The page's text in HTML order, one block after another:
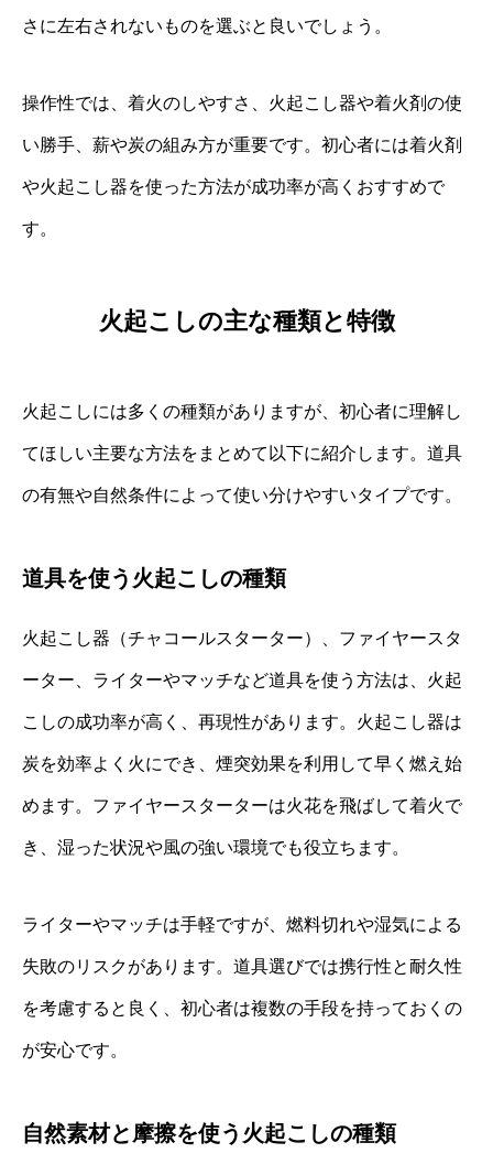
さに左右されないものを選ぶと良いでしょう。
操作性では、着火のしやすさ、火起こし器や着火剤の使
い勝手、薪や炭の組み方が重要です。初心者には着火剤
や火起こし器を使った方法が成功率が高くおすすめで
す。
火起こしの主な種類と特徴
火起こしには多くの種類がありますが、初心者に理解し
てほしい主要な方法をまとめて以下に紹介します。道具
の有無や自然条件によって使い分けやすいタイプです。
道具を使う火起こしの種類
火起こし器（チャコールスターター）、ファイヤースタ
ーター、ライターやマッチなど道具を使う方法は、火起
こしの成功率が高く、再現性があります。火起こし器は
炭を効率よく火にでき、煙突効果を利用して早く燃え始
めます。ファイヤースターターは火花を飛ばして着火で
き、湿った状況や風の強い環境でも役立ちます。
ライターやマッチは手軽ですが、燃料切れや湿気による
失敗のリスクがあります。道具選びでは携行性と耐久性
を考慮すると良く、初心者は複数の手段を持っておくの
が安心です。
自然素材と摩擦を使う火起こしの種類